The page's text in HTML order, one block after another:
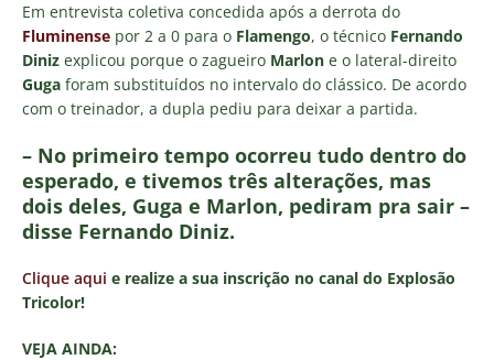
Em entrevista coletiva concedida após a derrota do
Fluminense por 2 a 0 para o Flamengo, o técnico Fernando
Diniz explicou porque o zagueiro Marlon e o lateral-direito
Guga foram substituídos no intervalo do clássico. De acordo
com o treinador, a dupla pediu para deixar a partida.
– No primeiro tempo ocorreu tudo dentro do
esperado, e tivemos três alterações, mas
dois deles, Guga e Marlon, pediram pra sair –
disse Fernando Diniz.
Clique aqui e realize a sua inscrição no canal do Explosão
Tricolor!
VEJA AINDA: